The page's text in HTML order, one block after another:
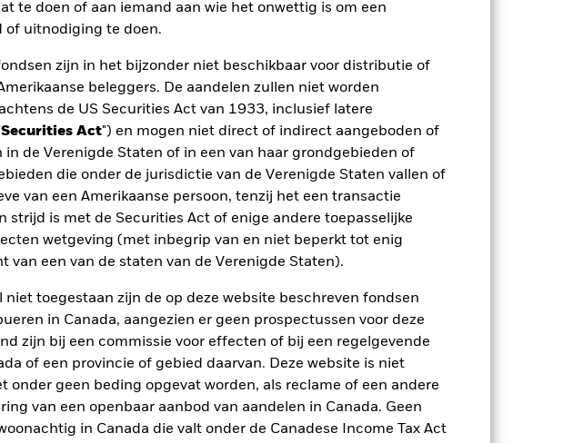
te doen of aan iemand aan wie het onwettig is om een
of uitnodiging te doen.
zijn in het bijzonder niet beschikbaar voor distributie of
beleggers. De aandelen zullen niet worden
de US Securities Act van 1933, inclusief latere
Securities Act") en mogen niet direct of indirect aangeboden of
in de Verenigde Staten of in een van haar grondgebieden of
die onder de jurisdictie van de Verenigde Staten vallen of
van een Amerikaanse persoon, tenzij het een transactie
strijd is met de Securities Act of enige andere toepasselijke
wetgeving (met inbegrip van en niet beperkt tot enig
van een van de staten van de Verenigde Staten).
niet toegestaan zijn de op deze website beschreven fondsen
in Canada, aangezien er geen prospectussen voor deze
zijn bij een commissie voor effecten of bij een regelgevende
of een provincie of gebied daarvan. Deze website is niet
onder geen beding opgevat worden, als reclame of een andere
van een openbaar aanbod van aandelen in Canada. Geen
in Canada die valt onder de Canadese Income Tax Act
zijn rendement in omstandigheden die niet langer van toepassing zijn.
2018 2019 2020 2021 2022 2023 2024 2025
-3,7 -17,0 3,9 4,3 6,5
-2,8 -11,7 6,8 5,6 7,2
de lopende kosten. Instap-/uitstapvergoedingen worden niet in
resultaten. Markten kunnen zich in de toekomst heel
hoe het fonds in het verleden werd beheerd
de netto-inventariswaarde (NIW), waarbij de bruto-inkomsten,
rendement van uw belegging kan stijgen of dalen als gevolg
gedaan in een andere valuta dan die gebruikt in de
Blackrock